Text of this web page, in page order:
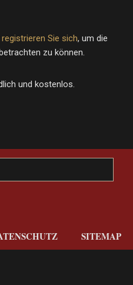
registrieren Sie sich, um die
zu können.
und kostenlos.
SITEMAP